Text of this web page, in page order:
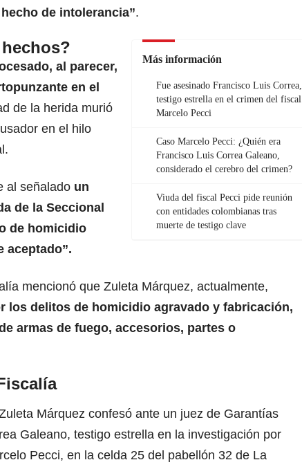
de intolerancia”.
Más información
Fue asesinado Francisco Luis Correa,
testigo estrella en el crimen del fiscal
Marcelo Pecci
Caso Marcelo Pecci: ¿Quién era
Francisco Luis Correa Galeano,
considerado el cerebro del crimen?
Viuda del fiscal Pecci pide reunión
con entidades colombianas tras
muerte de testigo clave
al parecer,
en el
de la herida murió
en el hilo
al señalado un
de la Seccional
de homicidio
aceptado”.
mencionó que Zuleta Márquez, actualmente,
los delitos de homicidio agravado y fabricación,
armas de fuego, accesorios, partes o
Márquez confesó ante un juez de Garantías
Galeano, testigo estrella en la investigación por
Pecci, en la celda 25 del pabellón 32 de La